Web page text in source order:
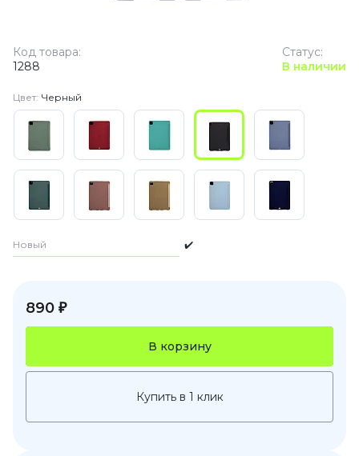
Статус:
В наличии
Код товара:
1288
Цвет: Черный
Новый ✔️
890 ₽
В корзину
Купить в 1 клик